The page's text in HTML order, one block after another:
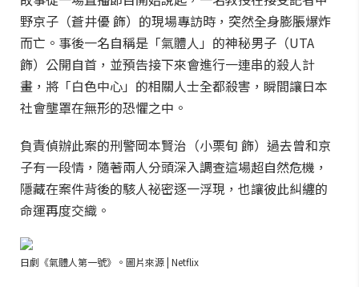
野京子（蒼井優 飾）的現場專訪時，突然全身膨脹爆炸
而亡。事後一名自稱是「氣體人」的神秘男子（UTA
飾）公開自首，並預告接下來會進行一連串的殺人計
畫，將「白色中心」的相關人士全都殺害，瞬間讓日本
社會壟罩在無形的恐懼之中。
負責偵辦此案的刑警岡本賢治（小栗旬 飾）過去曾和京
子有一段情，隨著兩人分頭深入調查這場超自然危機，
隱藏在案件背後的駭人祕密逐一浮現，也讓彼此糾纏的
命運再度交織。
日劇《氣體人第一號》。圖片來源 | Netflix